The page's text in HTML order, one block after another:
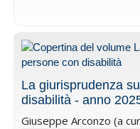
La giurisprudenza
disabilità - anno
Giuseppe Arconzo (a